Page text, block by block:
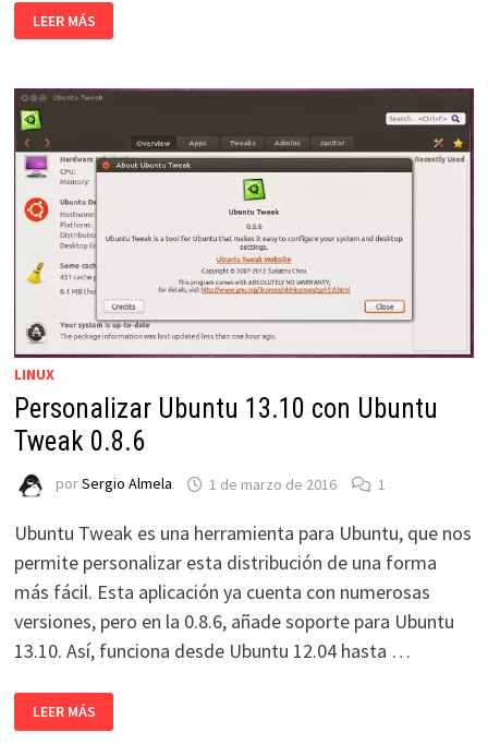
CAMBIAR
LA
APARIENCIA
POR
PHOTOSHOP
EN
LINUX
LEER MÁS
LINUX
Personalizar Ubuntu 13.10 con Ubuntu
Tweak 0.8.6
porSergio Almela 1 de marzo de 2016 1
Ubuntu Tweak es una herramienta para Ubuntu, que nos
permite personalizar esta distribución de una forma
más fácil. Esta aplicación ya cuenta con numerosas
versiones, pero en la 0.8.6, añade soporte para Ubuntu
13.10. Así, funciona desde Ubuntu 12.04 hasta …
PERSONALIZAR
UBUNTU
13.10
LEER MÁS